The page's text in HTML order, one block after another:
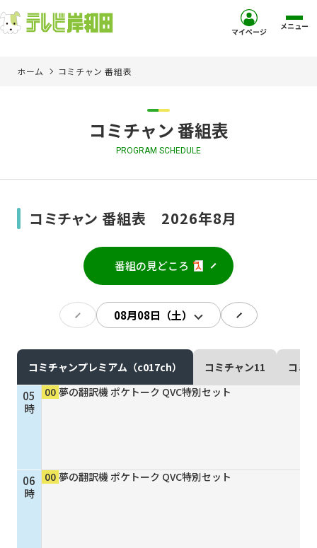
ご加入を検討中の方
現在ご利用中の方
ご加入お申し込み・資
マイページ メニュー
ホーム コミチャン 番組表
コミチャン 番組表
PROGRAM SCHEDULE
コミチャン 番組表 2026年8月
番組の見どころ
コミチャンプレミアム（c017ch） コミチャン11 コミ
05
時
06
時
00 夢の翻訳機 ポケトーク QVC特別セット
00 夢の翻訳機 ポケトーク QVC特別セット